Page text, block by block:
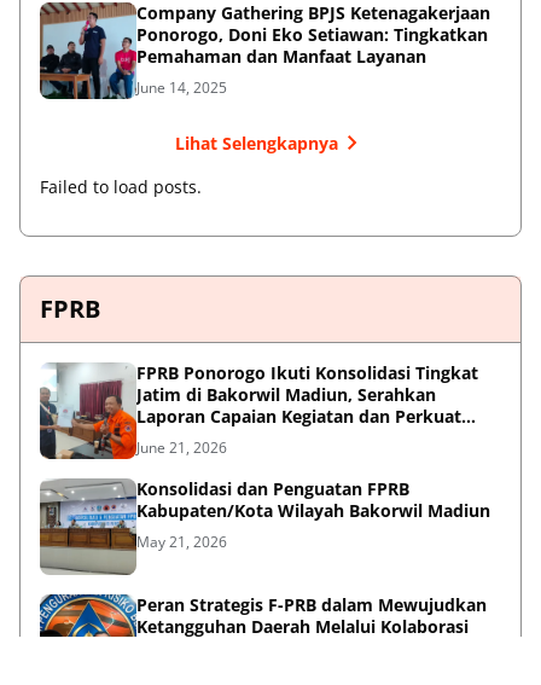
Company Gathering BPJS Ketenagakerjaan
Ponorogo, Doni Eko Setiawan: Tingkatkan
Pemahaman dan Manfaat Layanan
June 14, 2025
Lihat Selengkapnya
Failed to load posts.
FPRB
FPRB Ponorogo Ikuti Konsolidasi Tingkat
Jatim di Bakorwil Madiun, Serahkan
Laporan Capaian Kegiatan dan Perkuat
Sinergi Pentahelix
June 21, 2026
Konsolidasi dan Penguatan FPRB
Kabupaten/Kota Wilayah Bakorwil Madiun
May 21, 2026
Peran Strategis F-PRB dalam Mewujudkan
Ketangguhan Daerah Melalui Kolaborasi